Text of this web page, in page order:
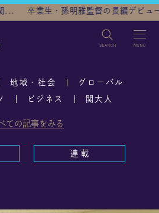
の長編デビュー映画『ト... 世界を
検索
グローバル
地域・社会 グローバル
ビジネス 関大人
ての記事をみる
連 載